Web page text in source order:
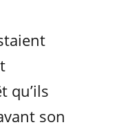
qu’ils
son